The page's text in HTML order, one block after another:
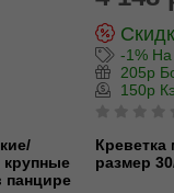
панцире
-1% На
205р
150р
Креветка
размер